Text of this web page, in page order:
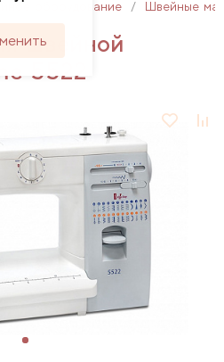
оборудование Швейные
швейной
5522